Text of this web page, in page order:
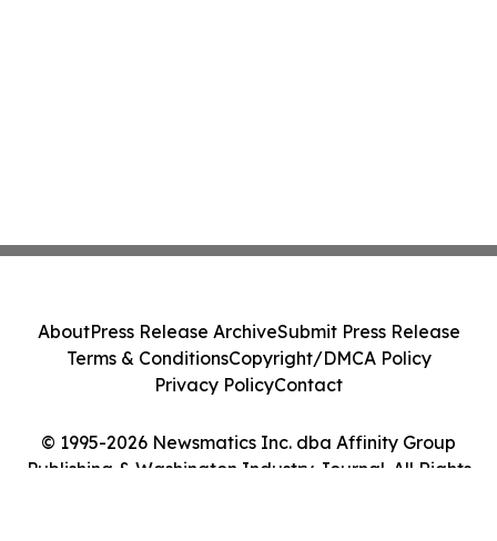
© 1995-2026 Newsmatics Inc. dba Affinity Group
Publishing & Washington Industry Journal. All Rights
AboutPress Release ArchiveSubmit Press Release
Terms & ConditionsCopyright/DMCA Policy
Privacy PolicyContact